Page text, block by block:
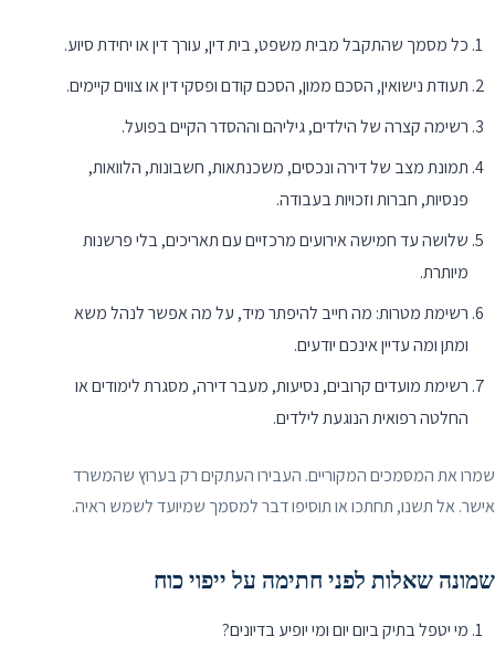
כל מסמך שהתקבל מבית משפט, בית דין, עורך דין או יחידת סיוע.
תעודת נישואין, הסכם ממון, הסכם קודם ופסקי דין או צווים קיימים.
רשימה קצרה של הילדים, גיליהם וההסדר הקיים בפועל.
תמונת מצב של דירה ונכסים, משכנתאות, חשבונות, הלוואות,
פנסיות, חברות וזכויות בעבודה.
שלושה עד חמישה אירועים מרכזיים עם תאריכים, בלי פרשנות
מיותרת.
רשימת מטרות: מה חייב להיפתר מיד, על מה אפשר לנהל משא
ומתן ומה עדיין אינכם יודעים.
רשימת מועדים קרובים, נסיעות, מעבר דירה, מסגרת לימודים או
החלטה רפואית הנוגעת לילדים.
שמרו את המסמכים המקוריים. העבירו העתקים רק בערוץ שהמשרד
אישר. אל תשנו, תחתכו או תוסיפו דבר למסמך שמיועד לשמש ראיה.
שמונה שאלות לפני חתימה על ייפוי כוח
מי יטפל בתיק ביום יום ומי יופיע בדיונים?